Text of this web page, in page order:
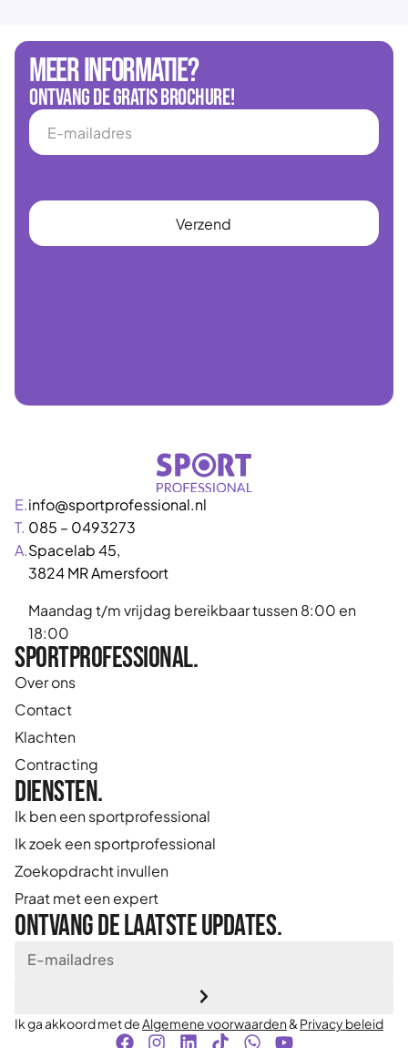
Meer informatie?
Ontvang de gratis brochure!
E-
mail (Vereist)
E.
T.
A.
info@sportprofessional.nl
085 – 0493273
Spacelab 45,
3824 MR Amersfoort
Maandag t/m vrijdag bereikbaar tussen 8:00 en
18:00
Sportprofessional.
Over ons
Contact
Klachten
Contracting
Diensten.
Ik ben een sportprofessional
Ik zoek een sportprofessional
Zoekopdracht invullen
Praat met een expert
Ontvang de laatste updates.
Ik ga akkoord met deAlgemene voorwaarden& Privacy beleid